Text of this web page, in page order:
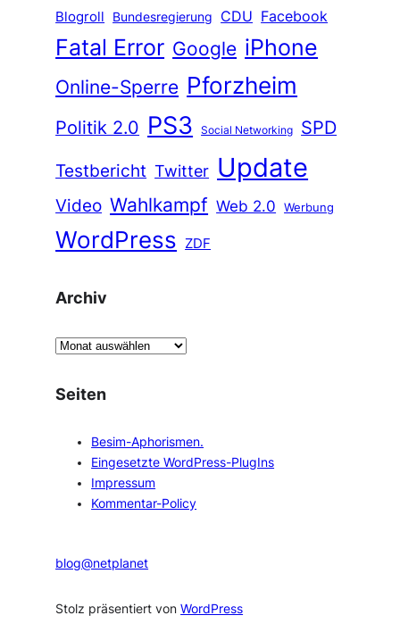
Blogroll Bundesregierung CDU Facebook
Fatal Error Google iPhone
Online-Sperre Pforzheim
Politik 2.0 PS3 Social Networking
SPD
Testbericht Twitter Update
Video Wahlkampf Web 2.0 Werbung
WordPress ZDF
Archiv
A
c
Seiten
Besim-Aphorismen.
Eingesetzte WordPress-PlugIns
Impressum
Kommentar-Policy
blog@netplanet
Stolz präsentiert vonWordPress